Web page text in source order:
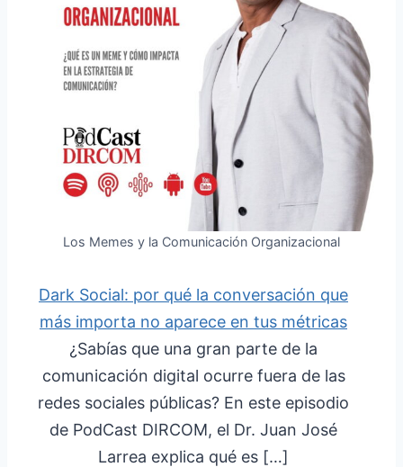
Los Memes y la Comunicación Organizacional
Dark Social: por qué la conversación que
más importa no aparece en tus métricas
¿Sabías que una gran parte de la
comunicación digital ocurre fuera de las
redes sociales públicas? En este episodio
de PodCast DIRCOM, el Dr. Juan José
Larrea explica qué es […]